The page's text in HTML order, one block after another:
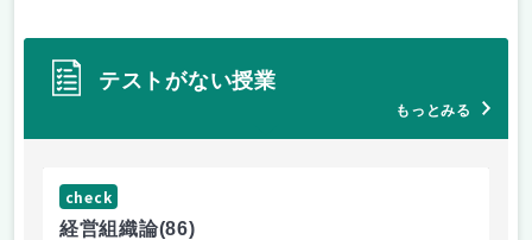
テストがない授業
もっとみる
check
経営組織論(86)